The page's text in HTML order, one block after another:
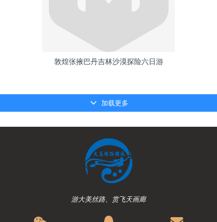
敦煌张掖巴丹吉林沙漠探险六日游
加载更多
游大美丝路、赏飞天画廊